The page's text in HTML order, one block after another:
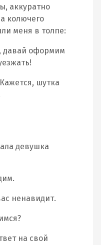
аккуратно
колючего
меня в толпе:
давай оформим
шутка
девушка
ненавидит.
на свой